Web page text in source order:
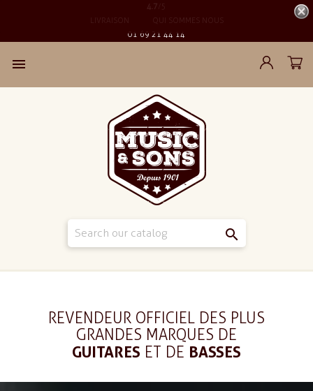
LIVRAISON QUI SOMMES NOUS
4.7
01 69 21 44 14


REVENDEUR OFFICIEL DES PLUS
GRANDES MARQUES DE
GUITARES ET DE BASSES